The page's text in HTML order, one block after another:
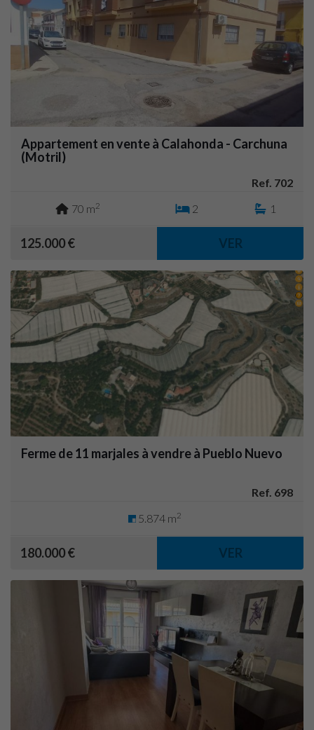
Appartement en vente à Calahonda - Carchuna
(Motril)
Ref. 702
70 m2 2 1
125.000 € VER
Ferme de 11 marjales à vendre à Pueblo Nuevo
Ref. 698
5.874 m2
180.000 € VER